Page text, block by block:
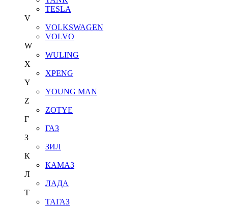
TESLA
V
VOLKSWAGEN
VOLVO
W
WULING
X
XPENG
Y
YOUNG MAN
Z
ZOTYE
Г
ГАЗ
З
ЗИЛ
К
КАМАЗ
Л
ЛАДА
Т
ТАГАЗ